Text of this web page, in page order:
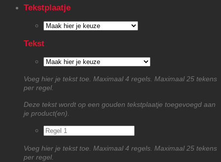
Tekstplaatje
Tekst
Voeg hier je tekst toe. Maximaal 4 regels. Maximaal 25 tekens
per regel.
Deze tekst wordt op een gouden tekstplaatje toegevoegd aan
je product(en).
Voeg hier je tekst toe. Maximaal 4 regels. Maximaal 25 tekens
per regel.